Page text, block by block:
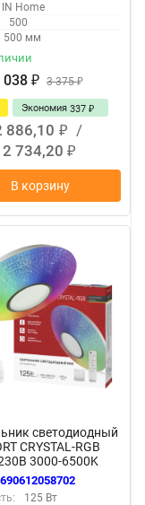
IN Home
500
500 мм
038 ₽ 3 375₽
Экономия 337 ₽
886,10 ₽
/
2 734,20 ₽
В корзину
светодиодный
CRYSTAL-RGB
3000-6500K
500x115мм с
ДУ IN HOME
125 Вт